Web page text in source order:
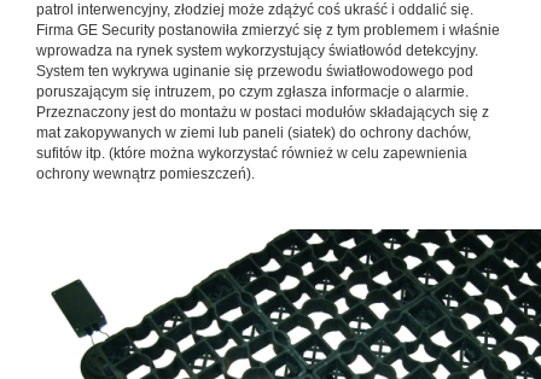
patrol interwencyjny, złodziej może zdążyć coś ukraść i oddalić się.
Firma GE Security postanowiła zmierzyć się z tym problemem i właśnie
wprowadza na rynek system wykorzystujący światłowód detekcyjny.
System ten wykrywa uginanie się przewodu światłowodowego pod
poruszającym się intruzem, po czym zgłasza informacje o alarmie.
Przeznaczony jest do montażu w postaci modułów składających się z
mat zakopywanych w ziemi lub paneli (siatek) do ochrony dachów,
sufitów itp. (które można wykorzystać również w celu zapewnienia
ochrony wewnątrz pomieszczeń).